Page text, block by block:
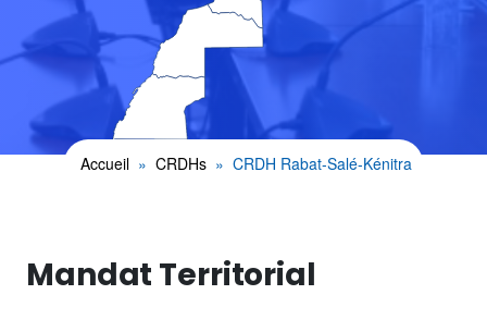
Accueil CRDHs CRDH Rabat-Salé-Kénitra
Mandat Territorial